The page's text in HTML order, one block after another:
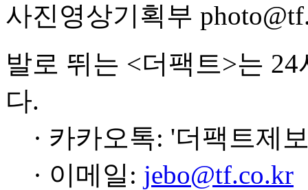
사진영상기획부
발로 뛰는 <더팩트>는
다.
· 카카오톡: '더팩트제
· 이메일: jebo@tf.co.kr